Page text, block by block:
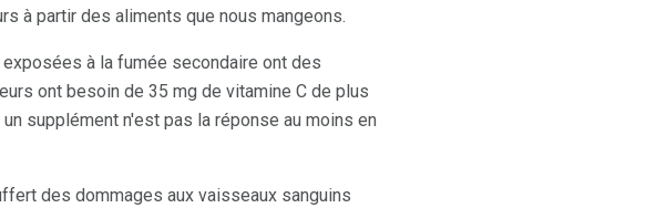
à partir des aliments que nous mangeons.
à la fumée secondaire ont des
ont besoin de 35 mg de vitamine C de plus
supplément n'est pas la réponse au moins en
des dommages aux vaisseaux sanguins